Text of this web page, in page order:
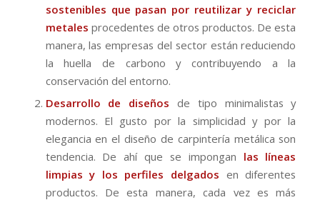
sostenibles que pasan por reutilizar y reciclar
metales procedentes de otros productos. De esta
manera, las empresas del sector están reduciendo
la huella de carbono y contribuyendo a la
conservación del entorno.
Desarrollo de diseños de tipo minimalistas y
modernos. El gusto por la simplicidad y por la
elegancia en el diseño de carpintería metálica son
tendencia. De ahí que se impongan las líneas
limpias y los perfiles delgados en diferentes
productos. De esta manera, cada vez es más